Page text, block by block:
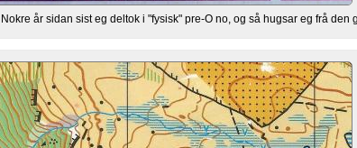
Nokre år sidan sist eg deltok i "fysisk" pre-O no, og så hugsar eg frå den